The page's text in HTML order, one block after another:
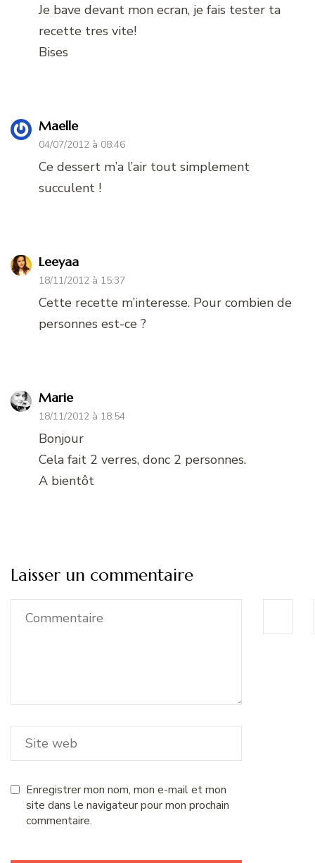
Je bave devant mon ecran, je fais tester ta
recette tres vite!
Bises
Maelle
04/07/2012 à 08:46
Ce dessert m’a l’air tout simplement
succulent !
Leeyaa
18/11/2012 à 15:37
Cette recette m’interesse. Pour combien de
personnes est-ce ?
Marie
18/11/2012 à 18:54
Bonjour
Cela fait 2 verres, donc 2 personnes.
A bientôt
Laisser un commentaire
Enregistrer mon nom, mon e-mail et mon
site dans le navigateur pour mon prochain
commentaire.